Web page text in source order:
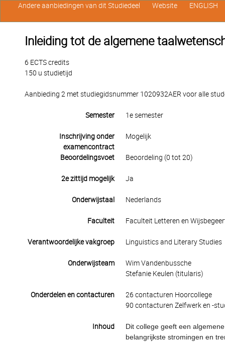
Inleiding tot de algemene
6 ECTS credits
150 u studietijd
Aanbieding 2 met studiegidsnummer 1020932AER voor alle
Semester 1e semester
Inschrijving onder
examencontract
Mogelijk
Beoordelingsvoet Beoordeling (0 tot 20)
2e zittijd mogelijk Ja
Onderwijstaal Nederlands
Faculteit Faculteit Letteren en
Verantwoordelijke vakgroep Linguistics and Literary Studies
Onderwijsteam
Wim Vandenbussche
Stefanie Keulen (titularis)
Onderdelen en contacturen
26 contacturen Hoorcollege
90 contacturen Zelfwerk en -
Inhoud
Dit college geeft een
belangrijkste stromingen en
Andere aanbiedingen van dit Studiedeel Website ENGLISH